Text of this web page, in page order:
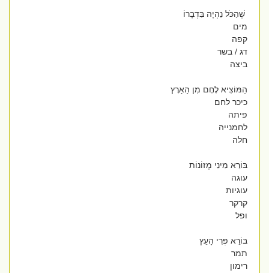
שֶׁהַכֹּל נִהְיָה בִּדְבָרוֹ
מים
קפה
דג / בשר
ביצה
הַמּוֹצִיא לֶחֶם מִן הָאָרֶץ
כיכר לחם
פיתה
לחמנייה
חלה
בּוֹרֵא מִינִי מְזוֹנוֹת
עוגה
עוגיות
קרקר
ופל
בּוֹרֵא פְּרִי הָעֵץ
תמר
רימון